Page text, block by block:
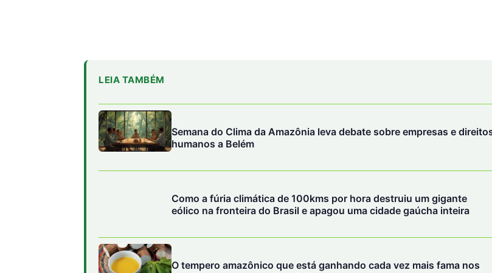
Como a fúria climática de 100kms por hora destruiu um gigante
O tempero amazônico que está ganhando cada vez mais fama nos
Posicionamento crítico do IPAM sobre o código florestal